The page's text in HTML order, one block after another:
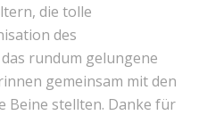
die tolle
des
rundum gelungene
gemeinsam mit den
Beine stellten. Danke für